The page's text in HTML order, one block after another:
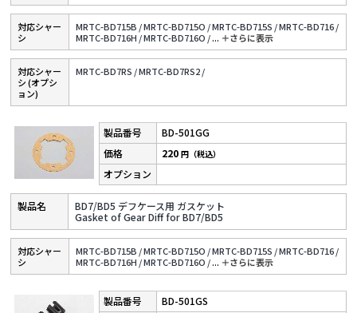
対応シャー
シ
MRTC-BD715B /MRTC-BD715O /MRTC-BD715S /MRTC-BD716 /
MRTC-BD716H /MRTC-BD716O /... ＋さらに表⽰
対応シャー
シ (オプシ
ョン)
MRTC-BD7RS /MRTC-BD7RS2 /
BD-501GG
BD7/BD5 デフケース用 ガスケット
Gasket of Gear Diff for BD7/BD5
220円（税込）
対応シャー
シ
MRTC-BD715B /MRTC-BD715O /MRTC-BD715S /MRTC-BD716 /
MRTC-BD716H /MRTC-BD716O /... ＋さらに表⽰
BD-501GS